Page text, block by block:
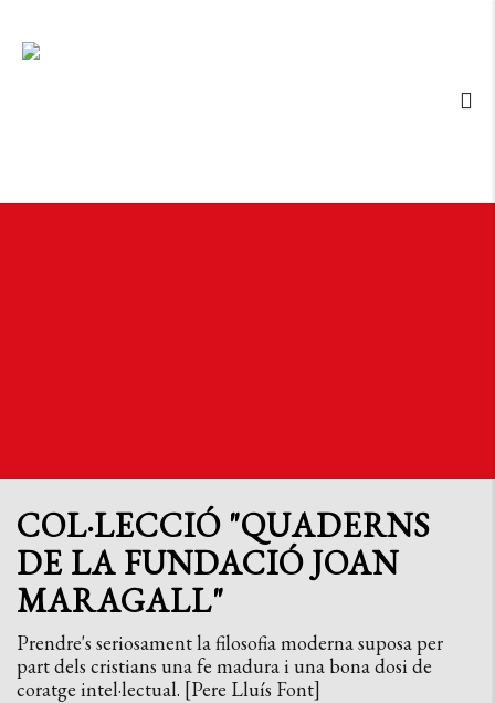
COL·LECCIÓ "QUADERNS
DE LA FUNDACIÓ JOAN
MARAGALL"
Prendre's seriosament la filosofia moderna suposa per
part dels cristians una fe madura i una bona dosi de
coratge intel·lectual. [Pere Lluís Font]